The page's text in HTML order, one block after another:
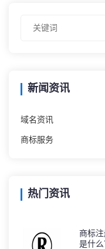
新闻资讯
域名资讯
商标服务
热门资讯
商标
是什么